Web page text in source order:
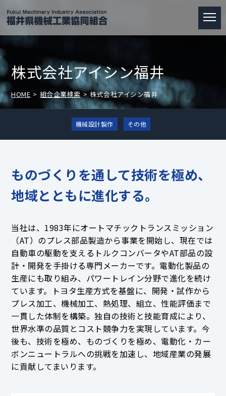
株式会社アイシン福井
HOME 組合企業検索 株式会社アイシン福井
機械設計製作 その他
ものづくりを通して技術を極め、
地域とともに進化する。
当社は、1983年にオートマチックトランスミッション
（AT）のプレス部品製造から事業を開始し、現在では
自動車の駆動を支えるトルクコンバータやAT部品の設
計・開発を手掛ける専門メーカーです。電動化製品の
生産にも取り組み、パワートレイン分野で進化を続け
ています。トヨタ生産方式を基盤に、開発・試作から
プレス加工、機械加工、熱処理、組立、性能評価まで
一貫した体制を構築。独自の技術と技能育成により、
世界水準の品質とコスト競争力を実現しています。今
後も、技術を極め、ものづくりを極め、電動化・カー
ボンニュートラルへの挑戦を加速し、地域産業の発展
に貢献してまいります。